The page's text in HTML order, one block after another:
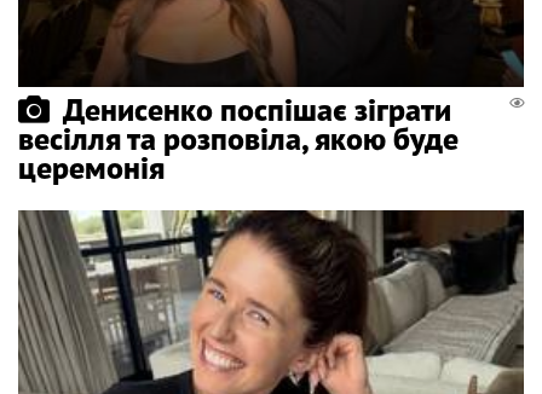
Денисенко поспішає зіграти
весілля та розповіла, якою буде
церемонія